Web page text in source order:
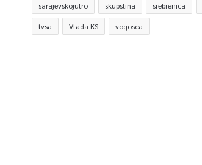
sarajevskojutro skupstina srebrenica
tvsa Vlada KS vogosca